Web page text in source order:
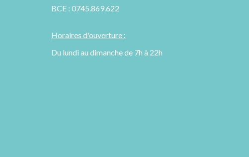
BCE : 0745.869.622
Horaires d'ouverture :
Du lundi au dimanche de 7h à 22h